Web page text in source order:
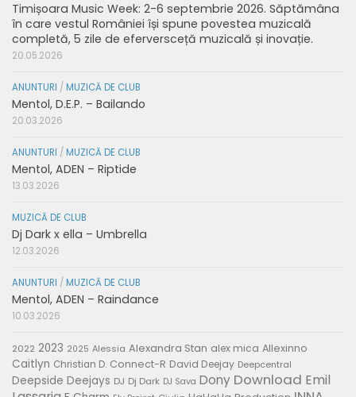
Timișoara Music Week: 2-6 septembrie 2026. Săptămâna
în care vestul României își spune povestea muzicală
completă, 5 zile de eferversceță muzicală și inovație.
20.05.2026
ANUNTURI / MUZICĂ DE CLUB
Mentol, D.E.P. – Bailando
20.03.2026
ANUNTURI / MUZICĂ DE CLUB
Mentol, ADEN – Riptide
13.03.2026
MUZICĂ DE CLUB
Dj Dark x ella – Umbrella
12.03.2026
ANUNTURI / MUZICĂ DE CLUB
Mentol, ADEN – Raindance
10.03.2026
2022 2023 2025 Alessia Alexandra Stan alex mica Allexinno
Caitlyn Christian D. Connect-R David Deejay Deepcentral
Deepside Deejays DJ Dj Dark DJ Sava Dony Download Emil